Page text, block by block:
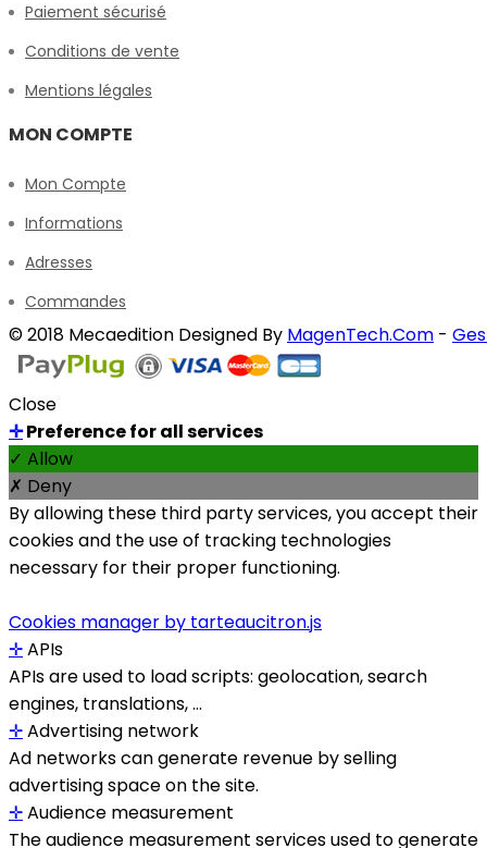
Paiement sécurisé
Conditions de vente
Mentions légales
MON COMPTE
Mon Compte
Informations
Adresses
Commandes
© 2018 Mecaedition Designed By MagenTech.Com -
Close
✛Preference for all services
✓ Allow
✗ Deny
By allowing these third party services, you accept their
cookies and the use of tracking technologies
necessary for their proper functioning.
Cookies manager by tarteaucitron.js
✛APIs
APIs are used to load scripts: geolocation, search
engines, translations, ...
✛Advertising network
Ad networks can generate revenue by selling
advertising space on the site.
✛Audience measurement
The audience measurement services used to generate